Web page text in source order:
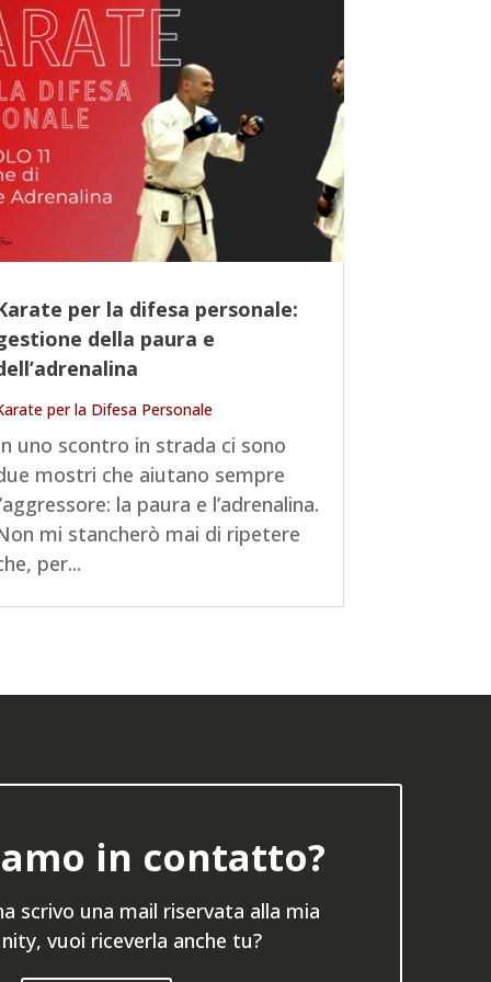
per la difesa personale:
della paura e
per la Difesa Personale
uno scontro in strada ci sono
mostri che aiutano sempre
la paura e l’adrenalina.
mi stancherò mai di ripetere
per...
in contatto?
scrivo una mail riservata alla mia
vuoi riceverla anche tu?